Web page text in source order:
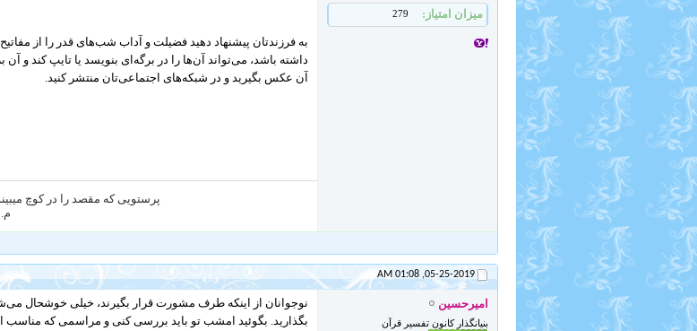
میزان امتیاز 279
به فرزندتان پیشنهاد دهید فضیلت و آداب شب‌های قدر را از
داشته باشد، می‌تواند آن‌ها را در برگه‌ای بنویسد یا تایپ کند و
آن عکس بگیرید و در شبکه‌های اجتماعی‌تان منتشر کنید.
پرستویی که مقصد را در کوچ
م.ا
05-25-2019,
01:08 AM
امیرحسین
بنیانگذار کانون تفسیر قرآن
نوجوانان از اینکه طرف مشورت قرار بگیرند، خیلی خوشحال
بگذارید. بگوئید امشب تو باید بررسی کنی و مراسمی که مناسب